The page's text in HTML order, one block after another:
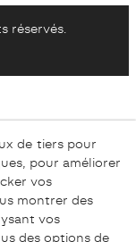
réservés.
de tiers pour
pour améliorer
vos
montrer des
vos
des options de